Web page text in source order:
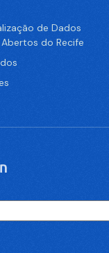
de Dados
do Recife